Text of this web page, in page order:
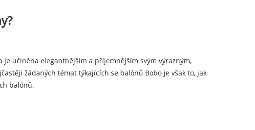
učiněna elegantnějším a příjemnějším svým výrazným,
žádaných témat týkajících se balónů Bobo je však to, jak
balónů.